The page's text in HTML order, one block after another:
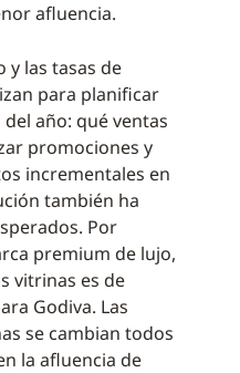
afluencia.
y las tasas de
para planificar
año: qué ventas
promociones y
incrementales en
también ha
Por
premium de lujo,
vitrinas es de
Godiva. Las
se cambian todos
la afluencia de